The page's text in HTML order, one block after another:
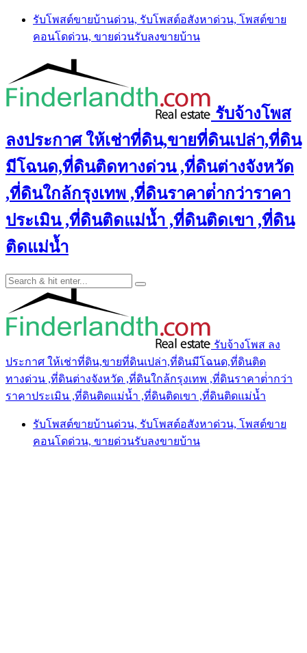
Skip
content
รับโพสต์ขายบ้านด่วน, รับโพสต์อสังหาด่วน, โพสต์ขาย
คอนโดด่วน, ขายด่วนรับลงขายบ้าน
รับจ้างโพส
ลงประกาศ ให้เช่าที่ดิน,ขายที่ดินเปล่า,ที่ดิน
มีโฉนด,ที่ดินติดทางด่วน ,ที่ดินต่างจังหวัด
,ที่ดินใกล้กรุงเทพ ,ที่ดินราคาต่ํากว่าราคา
ประเมิน ,ที่ดินติดแม่น้ำ ,ที่ดินติดเขา ,ที่ดิน
ติดแม่น้ำ
รับจ้างโพส ลง
ประกาศ ให้เช่าที่ดิน,ขายที่ดินเปล่า,ที่ดินมีโฉนด,ที่ดินติด
ทางด่วน ,ที่ดินต่างจังหวัด ,ที่ดินใกล้กรุงเทพ ,ที่ดินราคาต่ํากว่า
ราคาประเมิน ,ที่ดินติดแม่น้ำ ,ที่ดินติดเขา ,ที่ดินติดแม่น้ำ
รับโพสต์ขายบ้านด่วน, รับโพสต์อสังหาด่วน, โพสต์ขาย
คอนโดด่วน, ขายด่วนรับลงขายบ้าน